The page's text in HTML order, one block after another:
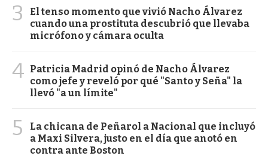
3
El tenso momento que vivió Nacho Álvarez
cuando una prostituta descubrió que llevaba
micrófono y cámara oculta
4 Patricia Madrid opinó de Nacho Álvarez
como jefe y reveló por qué "Santo y Seña" la
llevó "a un límite"
5
La chicana de Peñarol a Nacional que incluyó
a Maxi Silvera, justo en el día que anotó en
contra ante Boston